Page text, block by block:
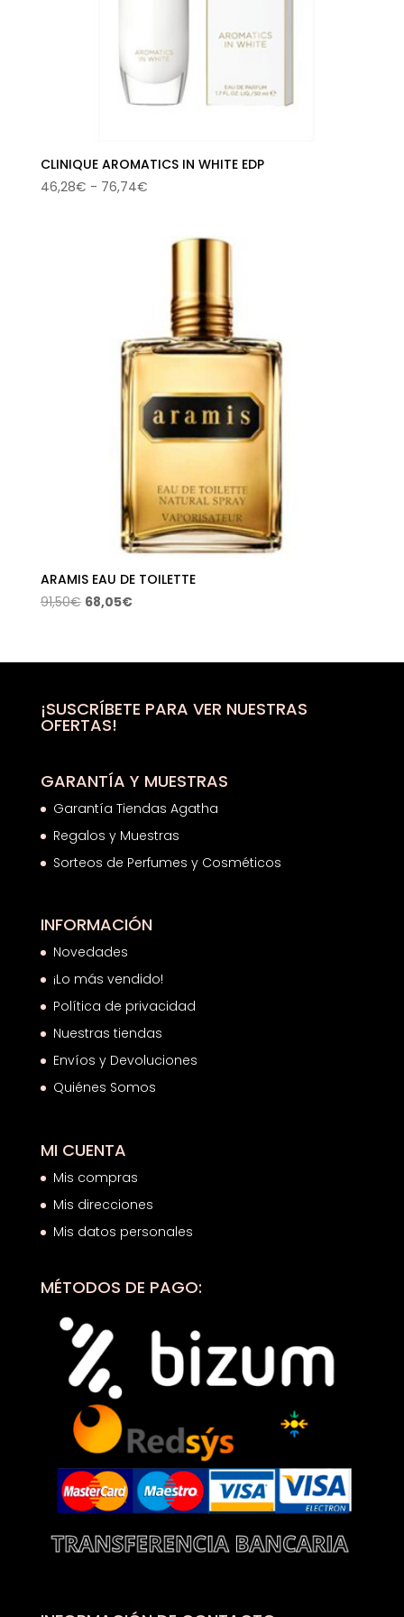
CLINIQUE AROMATICS IN WHITE EDP
46,28€ - 76,74€Rango
desde
76,74€
ARAMIS EAU DE TOILETTE
91,50€ El
era:
68,05€El
es:
¡SUSCRÍBETE PARA VER NUESTRAS
OFERTAS!
GARANTÍA Y MUESTRAS
Garantía Tiendas Agatha
Regalos y Muestras
Sorteos de Perfumes y Cosméticos
INFORMACIÓN
Novedades
¡Lo más vendido!
Política de privacidad
Nuestras tiendas
Envíos y Devoluciones
Quiénes Somos
MI CUENTA
Mis compras
Mis direcciones
Mis datos personales
MÉTODOS DE PAGO: